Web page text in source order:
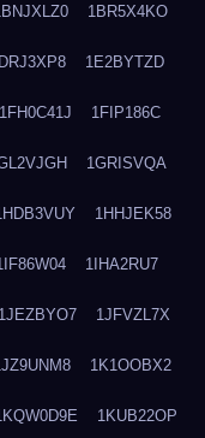
1BR5X4KO
1E2BYTZD
1FH0C41J 1FIP186C
1GRISVQA
1HHJEK58
1IHA2RU7
1JEZBYO7 1JFVZL7X
1K1OOBX2
1KUB22OP